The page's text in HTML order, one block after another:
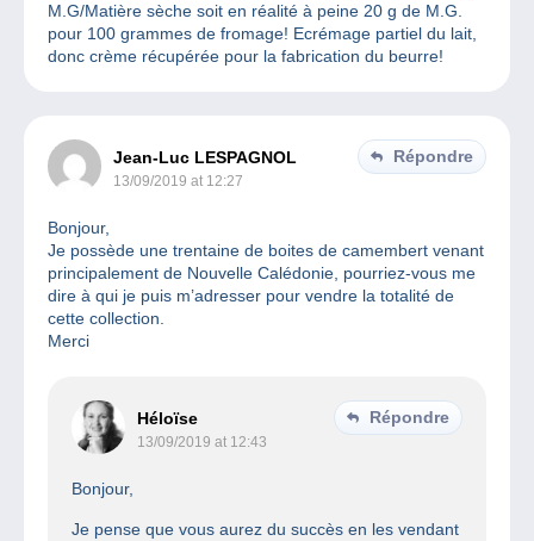
M.G/Matière sèche soit en réalité à peine 20 g de M.G.
pour 100 grammes de fromage! Ecrémage partiel du lait,
donc crème récupérée pour la fabrication du beurre!
Jean-Luc LESPAGNOL
13/09/2019 at 12:27
Répondre
Bonjour,
Je possède une trentaine de boites de camembert venant
principalement de Nouvelle Calédonie, pourriez-vous me
dire à qui je puis m’adresser pour vendre la totalité de
cette collection.
Merci
Héloïse
13/09/2019 at 12:43
Répondre
Bonjour,
Je pense que vous aurez du succès en les vendant